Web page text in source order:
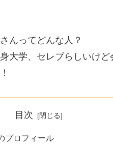
んってどんな人？
大学、セレブらしいけ
目次
プロフィール